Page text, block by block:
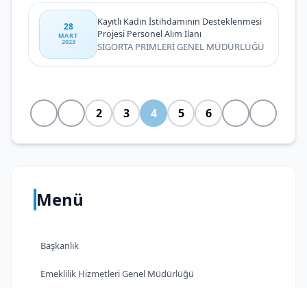
Menü
Başkanlık
Emeklilik Hizmetleri Genel Müdürlüğü
28
MART
2023
Kayıtlı Kadın İstihdamının Desteklenmesi
Projesi Personel Alım İlanı
SİGORTA PRİMLERİ GENEL MÜDÜRLÜĞÜ
2 3 4 5 6